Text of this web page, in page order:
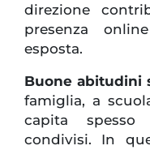
direzione
presenza
esposta.
Buone abitudini
famiglia, a
capita
condivisi. In